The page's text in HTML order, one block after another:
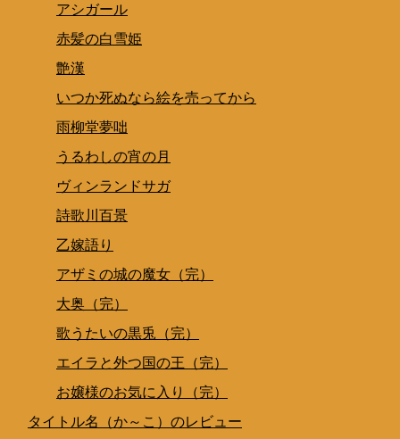
アシガール
赤髪の白雪姫
艶漢
いつか死ぬなら絵を売ってから
雨柳堂夢咄
うるわしの宵の月
ヴィンランドサガ
詩歌川百景
乙嫁語り
アザミの城の魔女（完）
大奥（完）
歌うたいの黒兎（完）
エイラと外つ国の王（完）
お嬢様のお気に入り（完）
タイトル名（か～こ）のレビュー